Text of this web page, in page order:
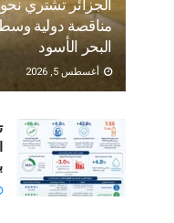
مناقصة دولية
البحر الأسود
أغسطس 5, 2026